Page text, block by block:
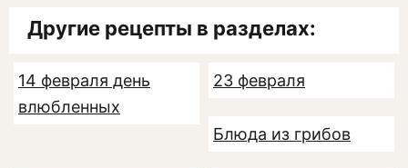
Другие рецепты в разделах:
14 февраля день
влюбленных
23 февраля
Блюда из грибов